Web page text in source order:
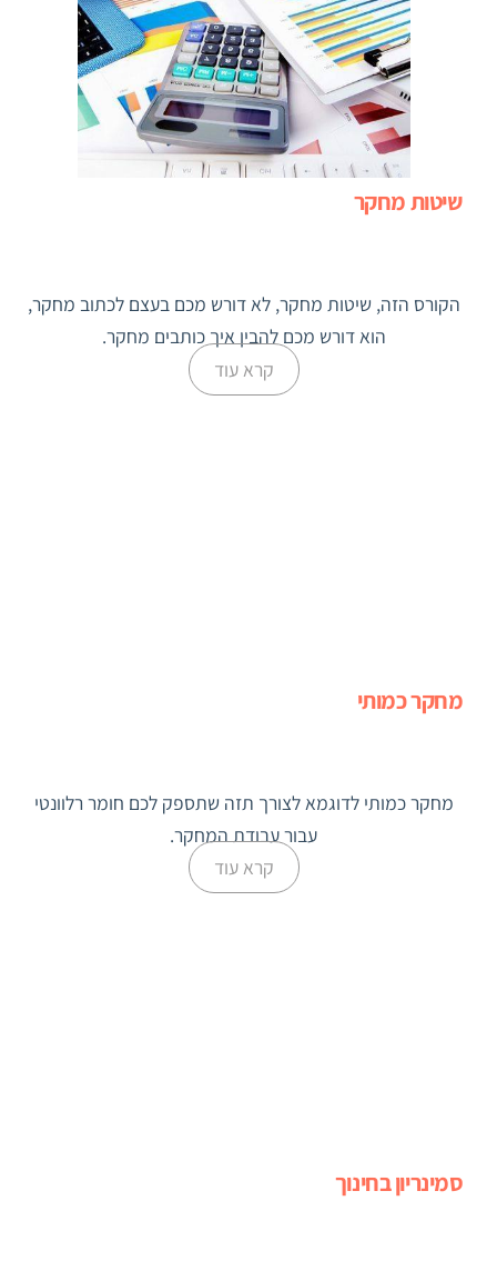
שיטות מחקר
הקורס הזה, שיטות מחקר, לא דורש מכם בעצם לכתוב מחקר,
הוא דורש מכם להבין איך כותבים מחקר.
קרא עוד
מחקר כמותי
מחקר כמותי לדוגמא לצורך תזה שתספק לכם חומר רלוונטי
עבור עבודת המחקר.
קרא עוד
סמינריון בחינוך